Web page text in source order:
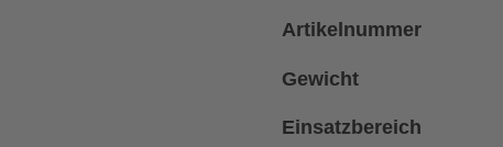
Artikelnummer
Gewicht
Einsatzbereich